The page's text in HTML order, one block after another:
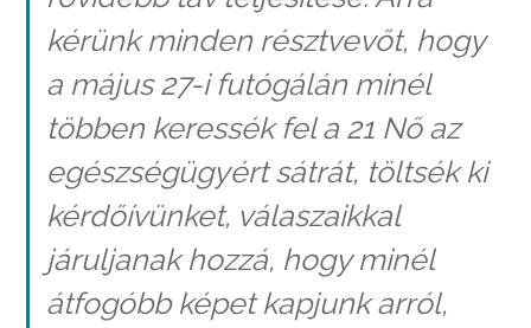
kérünk minden résztvevőt, hogy
a május 27-i futógálán minél
többen keressék fel a 21 Nő az
egészségügyért sátrát, töltsék ki
kérdőívünket, válaszaikkal
járuljanak hozzá, hogy minél
átfogóbb képet kapjunk arról,